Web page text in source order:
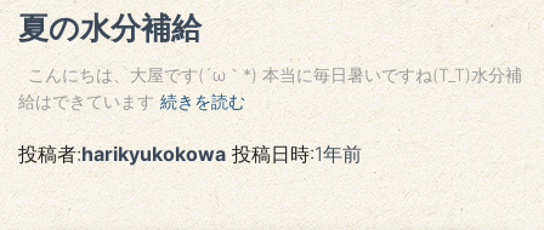
夏の水分補給
こんにちは、大屋です(´ω｀*) 本当に毎日暑いですね(T_T)水分補
給はできています 続きを読む
投稿者:harikyukokowa 投稿日時:1年前